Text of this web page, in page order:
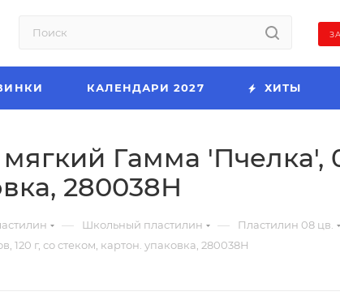
КАЛЕНДАРИ 2027 ХИТЫ
Гамма 'Пчелка',
280038Н
— Школьный пластилин — Пластилин 08 цв.
г, со стеком, картон. упаковка, 280038Н